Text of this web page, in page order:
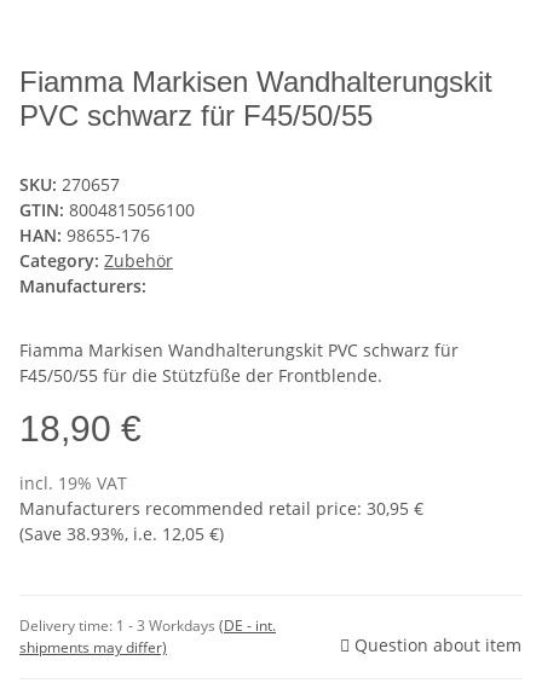
Fiamma Markisen Wandhalterungskit
PVC schwarz für F45/50/55
SKU: 270657
GTIN: 8004815056100
HAN: 98655-176
Category: Zubehör
Manufacturers:
Fiamma Markisen Wandhalterungskit PVC schwarz für
F45/50/55 für die Stützfüße der Frontblende.
18,90 €
incl. 19% VAT
Manufacturers recommended retail price: 30,95 €
(Save 38.93%, i.e. 12,05 €)
Delivery time: 1 - 3 Workdays (DE - int.
shipments may differ)
Question about item